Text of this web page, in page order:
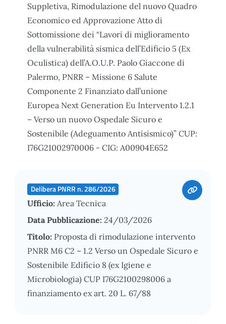
Suppletiva, Rimodulazione del nuovo Quadro
Economico ed Approvazione Atto di
Sottomissione dei “Lavori di miglioramento
della vulnerabilità sismica dell’Edificio 5 (Ex
Oculistica) dell’A.O.U.P. Paolo Giaccone di
Palermo, PNRR – Missione 6 Salute
Componente 2 Finanziato dall’unione
Europea Next Generation Eu Intervento 1.2.1
– Verso un nuovo Ospedale Sicuro e
Sostenibile (Adeguamento Antisismico)” CUP:
I76G21002970006 - CIG: A00904E652
Delibera PNRR n. 286/2026
Ufficio: Area Tecnica
Data Pubblicazione: 24/03/2026
Titolo: Proposta di rimodulazione intervento
PNRR M6 C2 – 1.2 Verso un Ospedale Sicuro e
Sostenibile Edificio 8 (ex Igiene e
Microbiologia) CUP I76G2100298006 a
finanziamento ex art. 20 L. 67/88